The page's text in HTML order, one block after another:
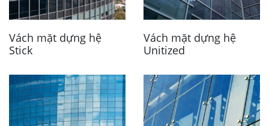
Vách mặt dựng hệ
Stick
Vách mặt dựng hệ
Unitized